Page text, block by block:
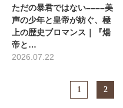
ただの暴君ではない––––美
声の少年と皇帝が紡ぐ、極
上の歴史ブロマンス｜『煬
帝と…
2026.07.22
1 2